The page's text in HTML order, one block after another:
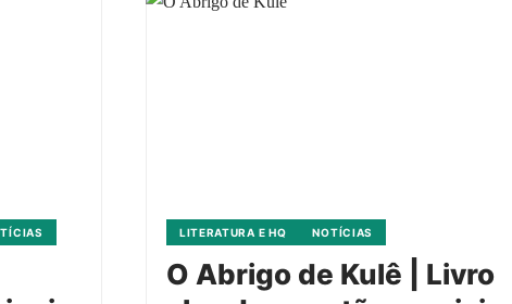
LITERATURA E HQ NOTÍCIAS
O Abrigo de Kulê | Livro